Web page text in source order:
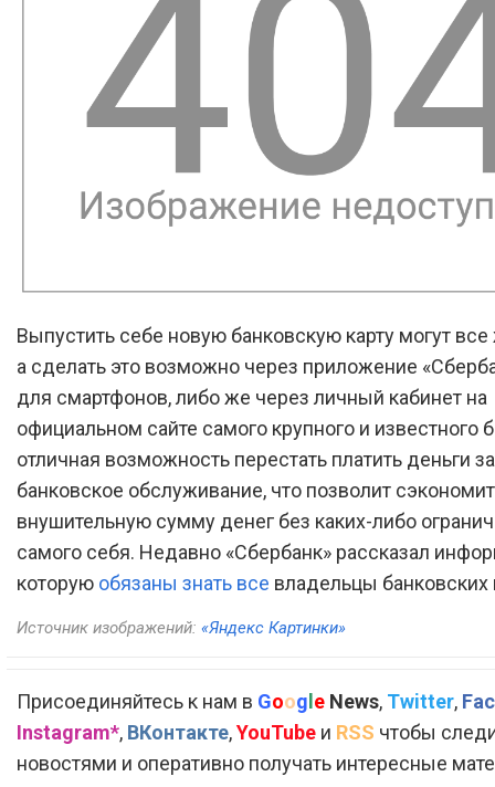
Выпустить себе новую банковскую карту могут
а сделать это возможно через приложение
для смартфонов, либо же через личный кабинет на
официальном сайте самого крупного и известного
отличная возможность перестать платить деньги за
банковское обслуживание, что позволит
внушительную сумму денег без каких-либо
самого себя. Недавно «Сбербанк» рассказал
которую обязаны знать все владельцы банковских
Источник изображений: «Яндекс Картинки»
Присоединяйтесь к нам в Google News, Twitter,
Instagram*, ВКонтакте,YouTube и RSS чтобы
новостями и оперативно получать интересные